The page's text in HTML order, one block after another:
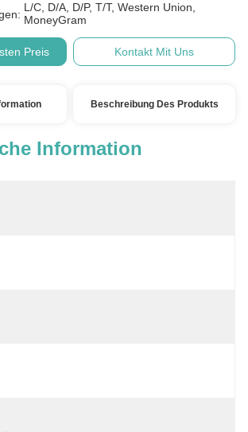
L/C, D/A, D/P, T/T, Western Union,
MoneyGram
Preis Kontakt Mit Uns
Beschreibung Des Produkts
Information